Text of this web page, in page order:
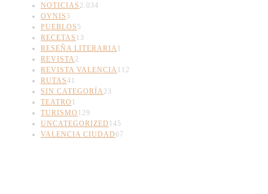
NOTICIAS 2.034
OVNIS 5
PUEBLOS 5
RECETAS 13
RESEÑA LITERARIA1
REVISTA2
REVISTA VALENCIA112
RUTAS41
SIN CATEGORÍA23
TEATRO 1
TURISMO 129
UNCATEGORIZED 145
VALENCIA CIUDAD67